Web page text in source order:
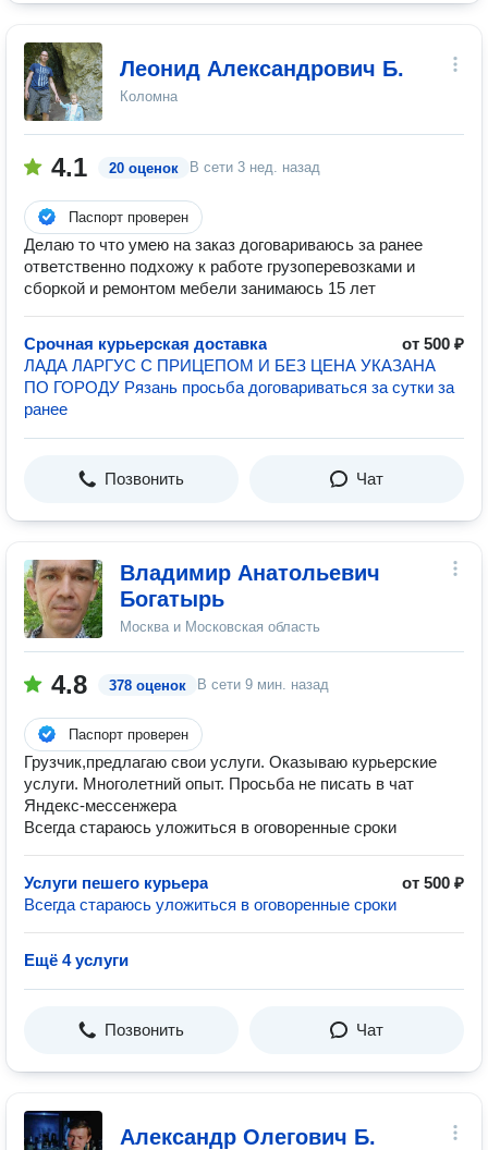
Леонид Александрович Б.
Коломна
4.1 20 оценок В сети 3 нед. назад
Паспорт проверен
Делаю то что умею на заказ договариваюсь за ранее
ответственно подхожу к работе грузоперевозками и
сборкой и ремонтом мебели занимаюсь 15 лет
Срочная курьерская доставка
от 500 ₽
ЛАДА ЛАРГУС С ПРИЦЕПОМ И БЕЗ ЦЕНА УКАЗАНА
ПО ГОРОДУ Рязань просьба договариваться за сутки за
ранее
Позвонить Чат
Владимир Анатольевич
Богатырь
Москва и Московская область
4.8 378 оценок В сети 9 мин. назад
Паспорт проверен
Грузчик,предлагаю свои услуги. Оказываю курьерские
услуги. Многолетний опыт. Просьба не писать в чат
Яндекс-мессенжера
Всегда стараюсь уложиться в оговоренные сроки
Услуги пешего курьера
от 500 ₽
Всегда стараюсь уложиться в оговоренные сроки
Ещё 4 услуги
Позвонить Чат
Александр Олегович Б.